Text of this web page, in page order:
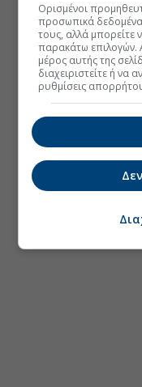
Ορισμένοι
προσωπικά
τους, αλλά μπορείτε
παρακάτω επιλογών.
μέρος αυτής της
διαχειριστείτε ή να
ρυθμίσεις